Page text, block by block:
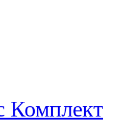
Комплект